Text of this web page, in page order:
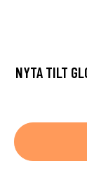
NYTA TILT